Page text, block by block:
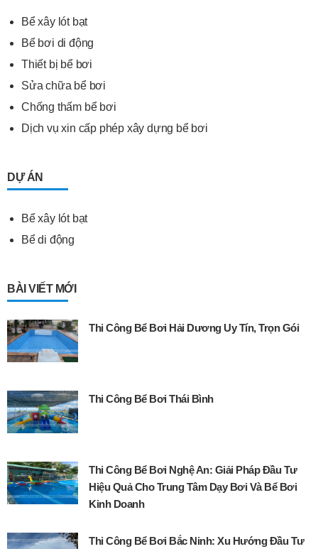
Bể xây lót bạt
Bể bơi di động
Thiết bị bể bơi
Sửa chữa bể bơi
Chống thấm bể bơi
Dịch vụ xin cấp phép xây dựng bể bơi
DỰ ÁN
Bể xây lót bạt
Bể di động
BÀI VIẾT MỚI
Thi Công Bể Bơi Hải Dương Uy Tín, Trọn Gói
Thi Công Bể Bơi Thái Bình
Thi Công Bể Bơi Nghệ An: Giải Pháp Đầu Tư
Hiệu Quả Cho Trung Tâm Dạy Bơi Và Bể Bơi
Kinh Doanh
Thi Công Bể Bơi Bắc Ninh: Xu Hướng Đầu Tư